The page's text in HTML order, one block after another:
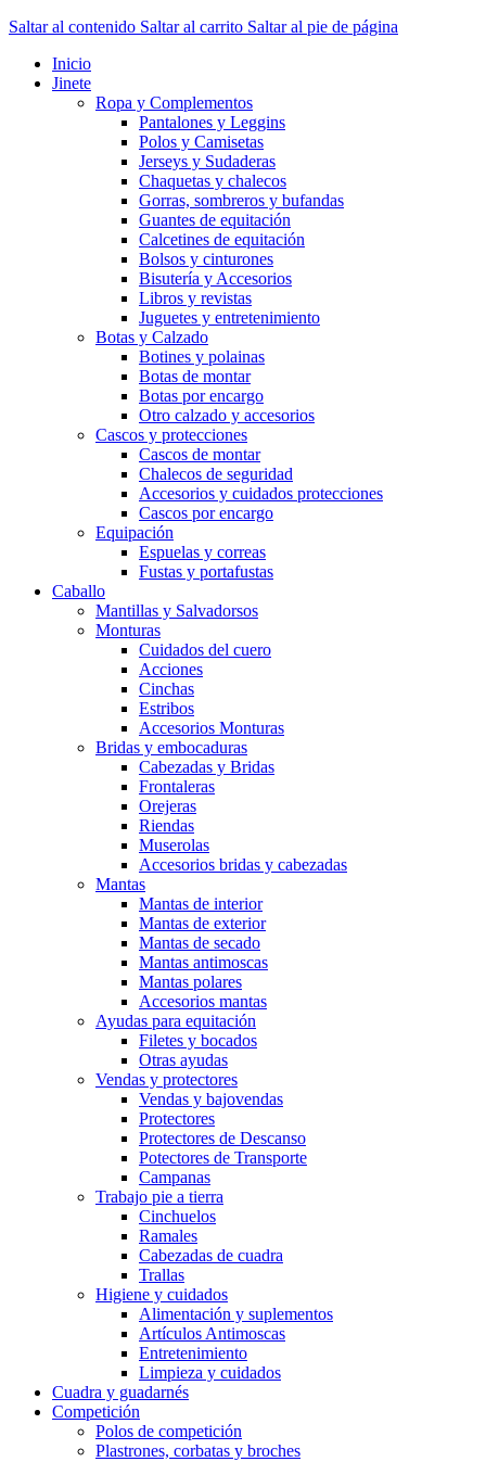
Saltar al contenido Saltar al carrito Saltar al pie de página
Inicio
Jinete
Ropa y Complementos
Pantalones y Leggins
Polos y Camisetas
Jerseys y Sudaderas
Chaquetas y chalecos
Gorras, sombreros y bufandas
Guantes de equitación
Calcetines de equitación
Bolsos y cinturones
Bisutería y Accesorios
Libros y revistas
Juguetes y entretenimiento
Botas y Calzado
Botines y polainas
Botas de montar
Botas por encargo
Otro calzado y accesorios
Cascos y protecciones
Cascos de montar
Chalecos de seguridad
Accesorios y cuidados protecciones
Cascos por encargo
Equipación
Espuelas y correas
Fustas y portafustas
Caballo
Mantillas y Salvadorsos
Monturas
Cuidados del cuero
Acciones
Cinchas
Estribos
Accesorios Monturas
Bridas y embocaduras
Cabezadas y Bridas
Frontaleras
Orejeras
Riendas
Muserolas
Accesorios bridas y cabezadas
Mantas
Mantas de interior
Mantas de exterior
Mantas de secado
Mantas antimoscas
Mantas polares
Accesorios mantas
Ayudas para equitación
Filetes y bocados
Otras ayudas
Vendas y protectores
Vendas y bajovendas
Protectores
Protectores de Descanso
Potectores de Transporte
Campanas
Trabajo pie a tierra
Cinchuelos
Ramales
Cabezadas de cuadra
Trallas
Higiene y cuidados
Alimentación y suplementos
Artículos Antimoscas
Entretenimiento
Limpieza y cuidados
Cuadra y guadarnés
Competición
Polos de competición
Plastrones, corbatas y broches